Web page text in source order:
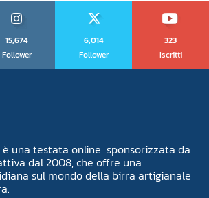
15,674
Follower
6,014
Follower
323
Iscritti
una testata online sponsorizzata da
dal 2008, che offre una
sul mondo della birra artigianale